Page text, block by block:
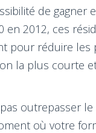
de gagner
en 2012, ces
pour réduire
la plus
outrepasser
où votre